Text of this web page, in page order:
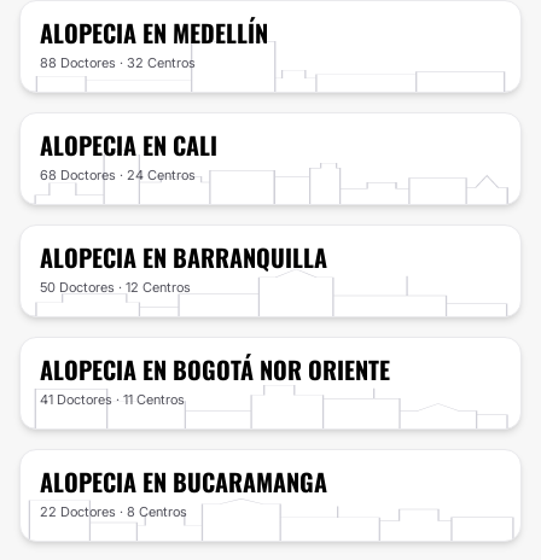
ALOPECIA EN MEDELLÍN
88 Doctores · 32 Centros
ALOPECIA EN CALI
68 Doctores · 24 Centros
ALOPECIA EN BARRANQUILLA
50 Doctores · 12 Centros
ALOPECIA EN BOGOTÁ NOR ORIENTE
41 Doctores · 11 Centros
ALOPECIA EN BUCARAMANGA
22 Doctores · 8 Centros